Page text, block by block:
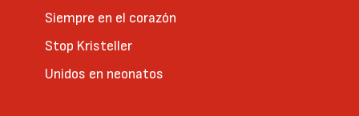
Siempre en el corazón
Stop Kristeller
Unidos en neonatos